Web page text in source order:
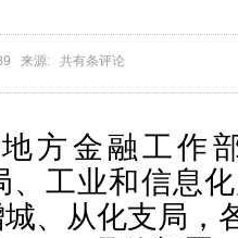
来源: 共有条评论
方金融工作
、工业和信息
、从化支局，